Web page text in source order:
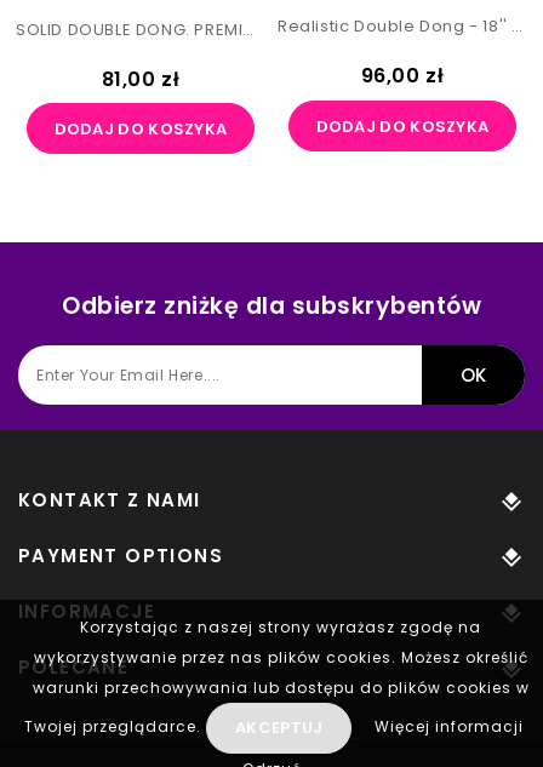
SOLID DOUBLE DONG. PREMIUM TPE MATERIAL.
Cena
81,00 zł
DODAJ DO KOSZYKA
Realistic Double Dong - 18'' / 45 Cm
Cena
96,00 zł
DODAJ DO KOSZYKA
Odbierz zniżkę dla subskrybentów
KONTAKT Z NAMI
PAYMENT OPTIONS
INFORMACJE
POLECANE
Korzystając z naszej strony wyrażasz zgodę na
wykorzystywanie przez nas plików cookies. Możesz określić
warunki przechowywania lub dostępu do plików cookies w
Twojej przeglądarce.
AKCEPTUJ Więcej informacji